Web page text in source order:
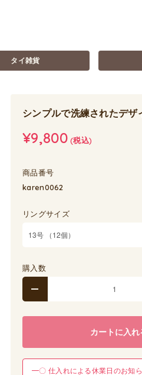
タイ雑貨
シンプルで洗練されたデザ
¥9,800(税込)
商品番号
karen0062
リングサイズ
購入数
カートに入れ
━〇 仕入れによる休業日のお知